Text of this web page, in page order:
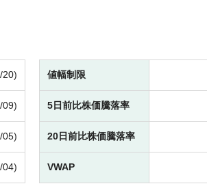
20)
09)
05)
04)
値幅制限
5日前比株価騰落率
20日前比株価騰落率
VWAP